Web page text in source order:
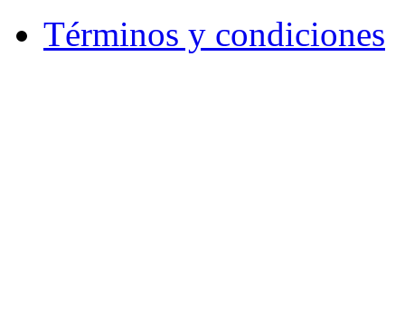
Términos y condiciones